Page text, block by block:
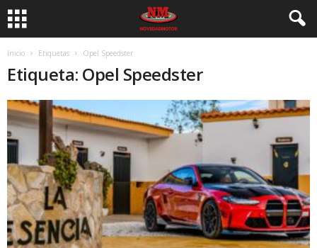
Inicio Etiquetas Opel Speedster
Etiqueta: Opel Speedster